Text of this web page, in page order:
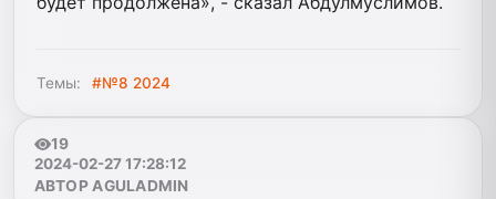
Темы: #№8 2024
19
2024-02-27 17:28:12
АВТОР AGULADMIN